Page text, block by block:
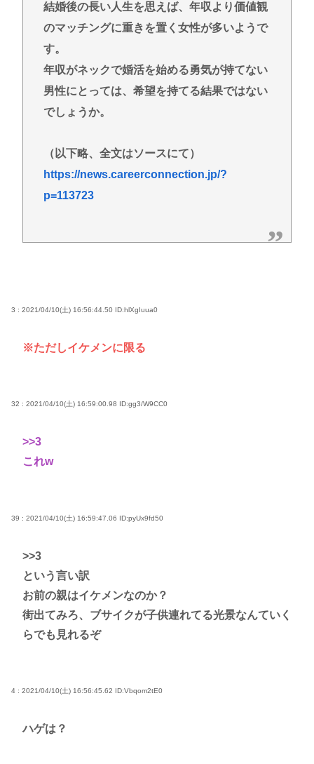
結婚後の長い人生を思えば、年収より価値観
のマッチングに重きを置く女性が多いようで
す。
年収がネックで婚活を始める勇気が持てない
男性にとっては、希望を持てる結果ではない
でしょうか。
（以下略、全文はソースにて）
https://news.careerconnection.jp/?
p=113723
3 : 2021/04/10(土) 16:56:44.50 ID:hlXgIuua0
※ただしイケメンに限る
32 : 2021/04/10(土) 16:59:00.98 ID:gg3/W9CC0
>>3
これw
39 : 2021/04/10(土) 16:59:47.06 ID:pyUx9fd50
>>3
という言い訳
お前の親はイケメンなのか？
街出てみろ、ブサイクが子供連れてる光景なんていく
らでも見れるぞ
4 : 2021/04/10(土) 16:56:45.62 ID:Vbqom2tE0
ハゲは？